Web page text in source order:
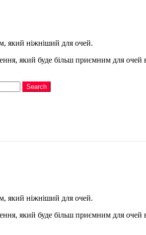
який ніжніший для очей.
який буде більш приємним для очей
Search
який ніжніший для очей.
який буде більш приємним для очей